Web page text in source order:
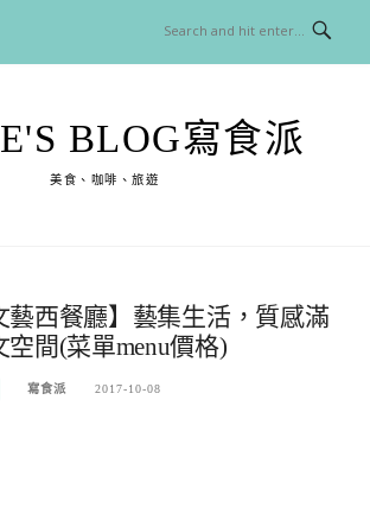
BLOG寫食派
美食、咖啡、旅遊
藝西餐廳】藝集生活，質感滿
間(菜單menu價格)
寫食派 2017-10-08